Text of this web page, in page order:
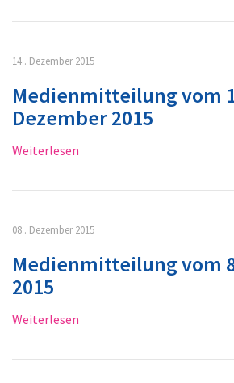
14 . Dezember 2015
Medienmitteilung vom
Dezember 2015
Weiterlesen
08 . Dezember 2015
Medienmitteilung vom
2015
Weiterlesen